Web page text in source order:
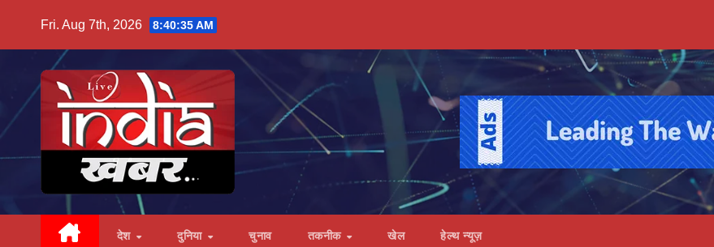
Fri. Aug 7th, 2026 8:40:36 AM
देश दुनिया चुनाव तकनीक खेल हेल्थ न्यूज़